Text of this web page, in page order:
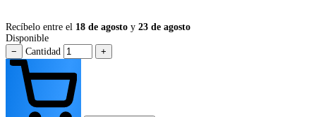
Recíbelo entre el 18 de agosto y 23 de agosto
Disponible
−
Cantidad +